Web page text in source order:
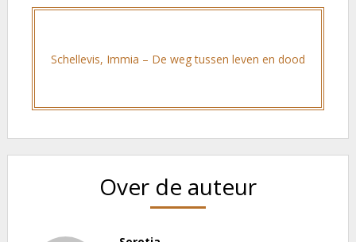
Schellevis, Immia – De weg tussen leven en dood
Over de auteur